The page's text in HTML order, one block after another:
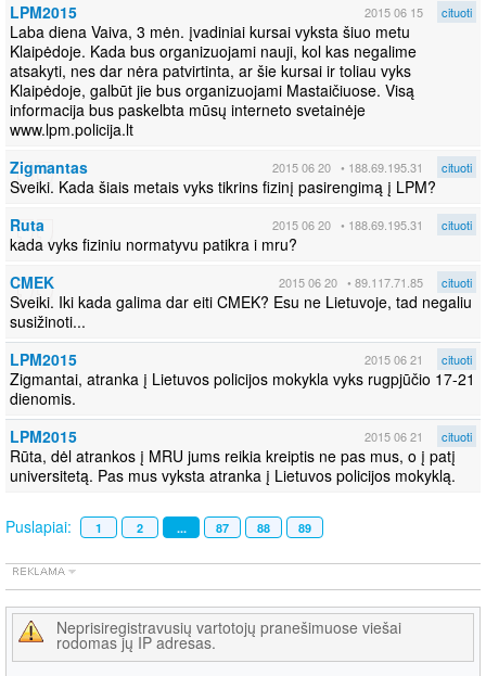
LPM2015
2015 06 15 cituoti
Laba diena Vaiva, 3 mėn. įvadiniai kursai vyksta šiuo metu
Klaipėdoje. Kada bus organizuojami nauji, kol kas negalime
atsakyti, nes dar nėra patvirtinta, ar šie kursai ir toliau vyks
Klaipėdoje, galbūt jie bus organizuojami Mastaičiuose. Visą
informacija bus paskelbta mūsų interneto svetainėje
www.lpm.policija.lt
Zigmantas
2015 06 20 • 188.69.195.31 cituoti
Sveiki. Kada šiais metais vyks tikrins fizinį pasirengimą į LPM?
Ruta
2015 06 20 • 188.69.195.31 cituoti
kada vyks fiziniu normatyvu patikra i mru?
CMEK
2015 06 20 • 89.117.71.85 cituoti
Sveiki. Iki kada galima dar eiti CMEK? Esu ne Lietuvoje, tad negaliu
susižinoti...
LPM2015
2015 06 21 cituoti
Zigmantai, atranka į Lietuvos policijos mokykla vyks rugpjūčio 17-21
dienomis.
LPM2015
2015 06 21 cituoti
Rūta, dėl atrankos į MRU jums reikia kreiptis ne pas mus, o į patį
universitetą. Pas mus vyksta atranka į Lietuvos policijos mokyklą.
Puslapiai: 1 2 ... 87 88 89
Neprisiregistravusių vartotojų pranešimuose viešai
rodomas jų IP adresas.